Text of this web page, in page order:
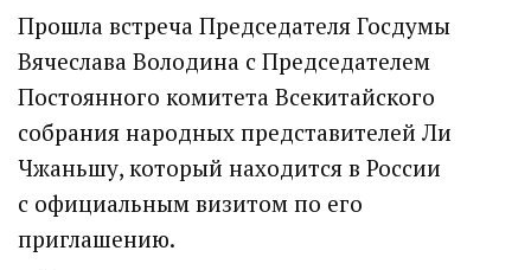
Прошла встреча Председателя Госдумы
Вячеслава Володина с Председателем
Постоянного комитета Всекитайского
собрания народных представителей Ли
Чжаньшу, который находится в России
с официальным визитом по его
приглашению.